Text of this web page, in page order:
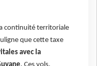
continuité territoriale
que cette taxe
avec la